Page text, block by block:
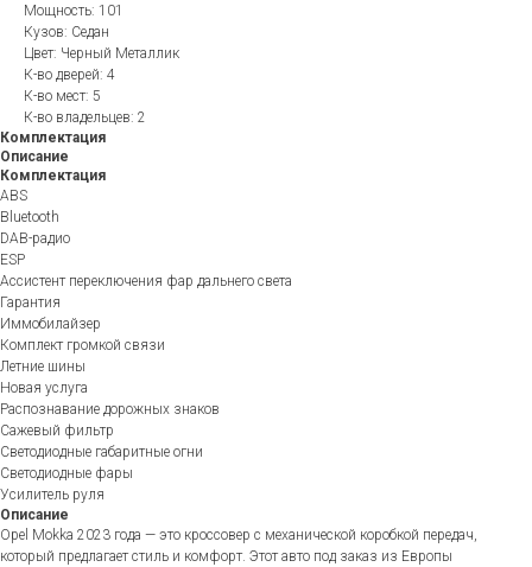
Мощность: 101
Кузов: Седан
Цвет: Черный Металлик
К-во дверей: 4
К-во мест: 5
К-во владельцев: 2
Комплектация
Описание
Комплектация
ABS
Bluetooth
DAB-радио
ESP
Ассистент переключения фар дальнего света
Гарантия
Иммобилайзер
Комплект громкой связи
Летние шины
Новая услуга
Распознавание дорожных знаков
Сажевый фильтр
Светодиодные габаритные огни
Светодиодные фары
Усилитель руля
Описание
Opel Mokka 2023 года — это кроссовер с механической коробкой передач,
который предлагает стиль и комфорт. Этот авто под заказ из Европы